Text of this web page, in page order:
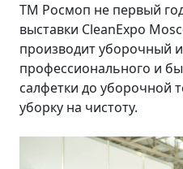
ТМ Росмоп не первый
выставки CleanExpo
производит уборочный
профессионального и
салфетки до уборочной
уборку на чистоту.